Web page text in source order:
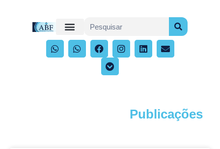
Publicações